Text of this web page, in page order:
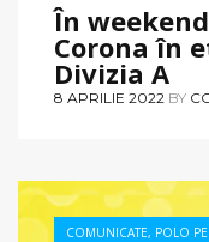
În
Corona în
Divizia A
8 APRILIE 2022 BY
COMUNICATE, POLO